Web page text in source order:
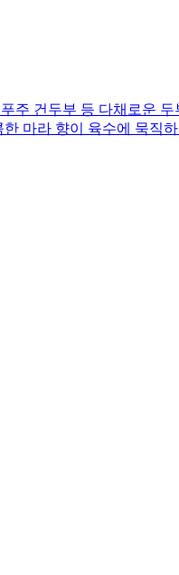
건두부 등 다채로운
마라 향이 육수에 묵직